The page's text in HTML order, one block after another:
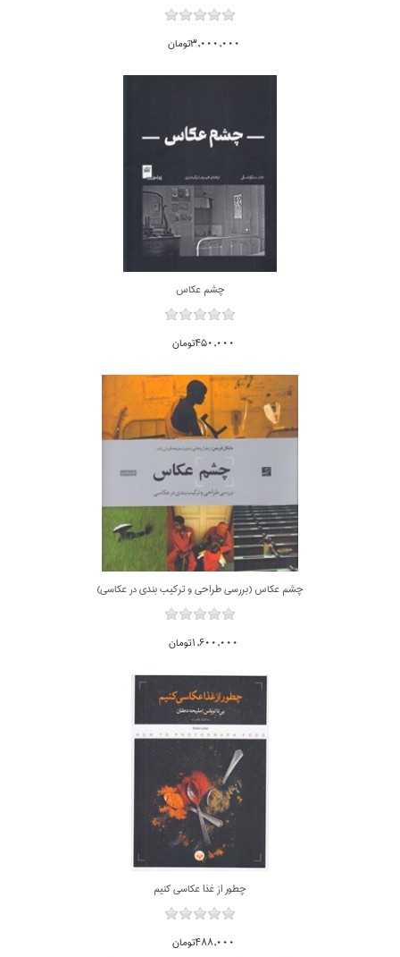
3,000,000تومان
چشم عكاس
450,000تومان
چشم عكاس (بررسي طراحي و تركيب بندي در عكاسي)
1,600,000تومان
چطور از غذا عكاسي كنيم
488,000تومان